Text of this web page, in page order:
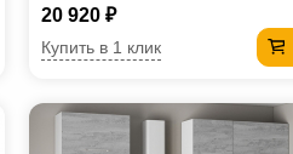
20 920 ₽
Купить в 1 клик